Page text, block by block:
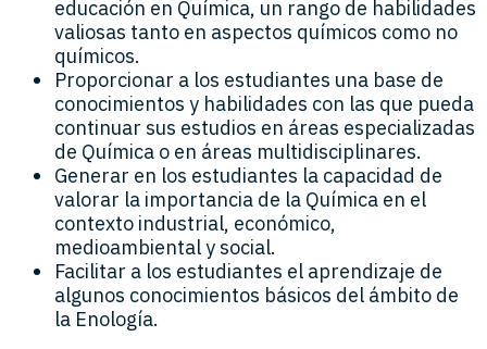
educación en Química, un rango de habilidades
valiosas tanto en aspectos químicos como no
químicos.
Proporcionar a los estudiantes una base de
conocimientos y habilidades con las que pueda
continuar sus estudios en áreas especializadas
de Química o en áreas multidisciplinares.
Generar en los estudiantes la capacidad de
valorar la importancia de la Química en el
contexto industrial, económico,
medioambiental y social.
Facilitar a los estudiantes el aprendizaje de
algunos conocimientos básicos del ámbito de
la Enología.